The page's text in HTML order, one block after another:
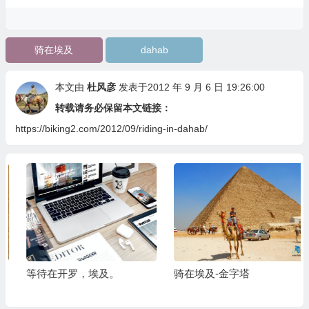
骑在埃及 dahab
本文由 杜风彦 发表于2012 年 9 月 6 日 19:26:00
转载请务必保留本文链接：
https://biking2.com/2012/09/riding-in-dahab/
等待在开罗，埃及。 骑在埃及-金字塔